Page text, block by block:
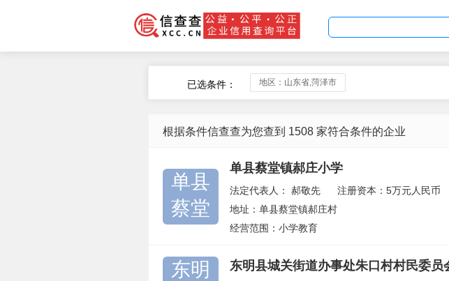
已选条件： 地区：山东省,菏泽市
根据条件信查查为您查到 1508 家符合条件的企业
单县
蔡堂
单县蔡堂镇郝庄小学
法定代表人：郝敬先 注册资本：5万元人民币
地址：单县蔡堂镇郝庄村
经营范围：小学教育
东明
东明县城关街道办事处朱口村村民委员